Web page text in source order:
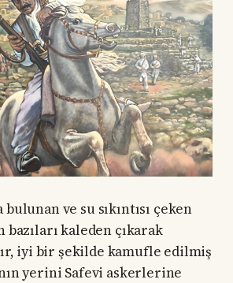
ve su sıkıntısı çeken
kaleden çıkarak
iyi bir şekilde kamufle edilmiş
yerini Safevi askerlerine